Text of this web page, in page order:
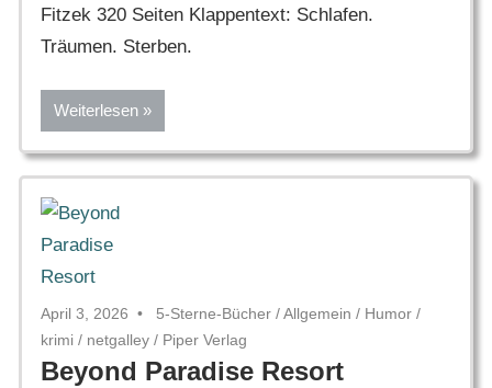
Fitzek 320 Seiten Klappentext: Schlafen.
Träumen. Sterben.
Weiterlesen
April 3, 2026 5-Sterne-Bücher /Allgemein / Humor /
krimi / netgalley / Piper Verlag
Beyond Paradise Resort